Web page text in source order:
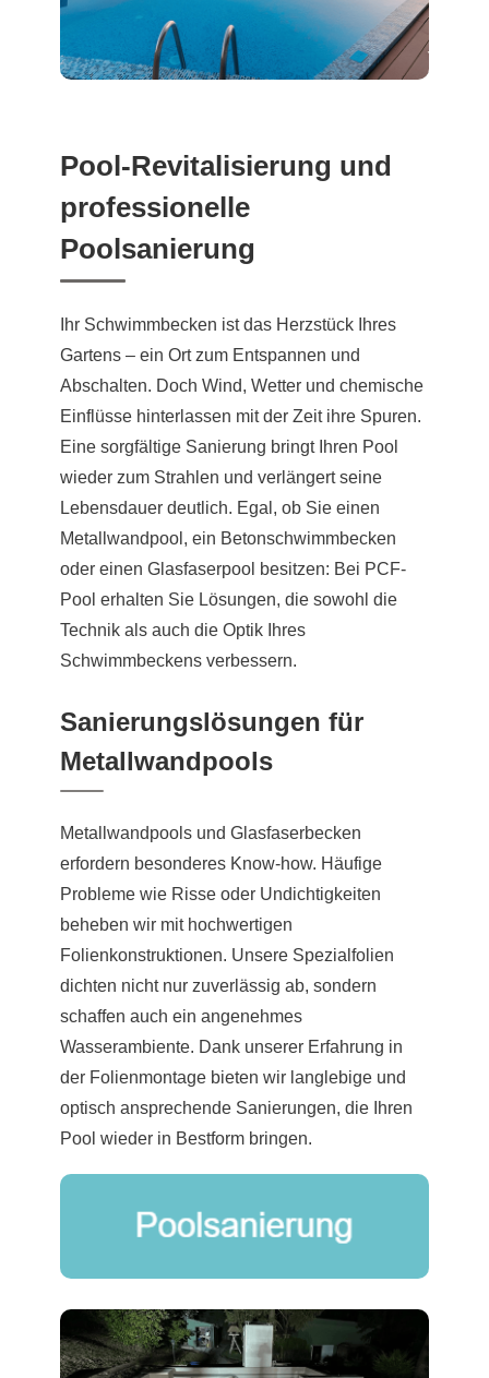
Pool-Revitalisierung und
professionelle
Poolsanierung
Ihr Schwimmbecken ist das Herzstück Ihres
Gartens – ein Ort zum Entspannen und
Abschalten. Doch Wind, Wetter und chemische
Einflüsse hinterlassen mit der Zeit ihre Spuren.
Eine sorgfältige Sanierung bringt Ihren Pool
wieder zum Strahlen und verlängert seine
Lebensdauer deutlich. Egal, ob Sie einen
Metallwandpool, ein Betonschwimmbecken
oder einen Glasfaserpool besitzen: Bei PCF-
Pool erhalten Sie Lösungen, die sowohl die
Technik als auch die Optik Ihres
Schwimmbeckens verbessern.
Sanierungslösungen für
Metallwandpools
Metallwandpools und Glasfaserbecken
erfordern besonderes Know-how. Häufige
Probleme wie Risse oder Undichtigkeiten
beheben wir mit hochwertigen
Folienkonstruktionen. Unsere Spezialfolien
dichten nicht nur zuverlässig ab, sondern
schaffen auch ein angenehmes
Wasserambiente. Dank unserer Erfahrung in
der Folienmontage bieten wir langlebige und
optisch ansprechende Sanierungen, die Ihren
Pool wieder in Bestform bringen.